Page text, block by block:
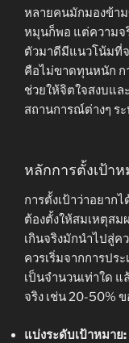
หลายคนมักมองข้า
หมุนก็พอ แต่ความจ
ตัวมาดีมีแนวโน้มที่
คือไม่ขาดทุนหนัก ก
ช่วยให้จิตใจสงบแ
สถานการณ์ต่างๆ ระ
หลักการตั้งเป้า
การตั้งเป้าว่าอยากไ
ต้องตั้งให้สมเหตุสม
เกินจริงมักนำไปสู่ค
ควรเริ่มจากการปร
เป็นจำนวนเท่าใด
จริง เช่น 20-50%
แบ่งระดับเป้าหมาย: